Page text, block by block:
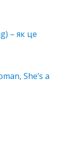
– як це
She’s a